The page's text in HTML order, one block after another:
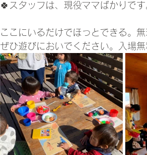
🍀スタッフは、現役ママばかりで
ここにいるだけでほっとできる。
ぜひ遊びにおいでください。入場無